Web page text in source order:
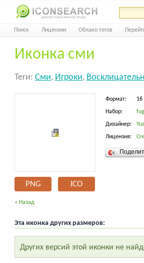
Поиск Лицензии Облако тегов
Иконка сми
Теги: Сми, Игроки,
PNG ICO
Формат: 16
Набор:
Дизайнер:
Лицензия:
« Назад
Эта иконка других размеров:
Других версий этой иконки не